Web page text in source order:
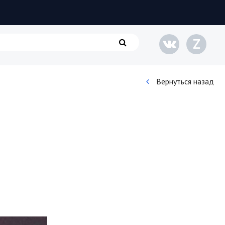
Культура и общество
Z
Вернуться назад